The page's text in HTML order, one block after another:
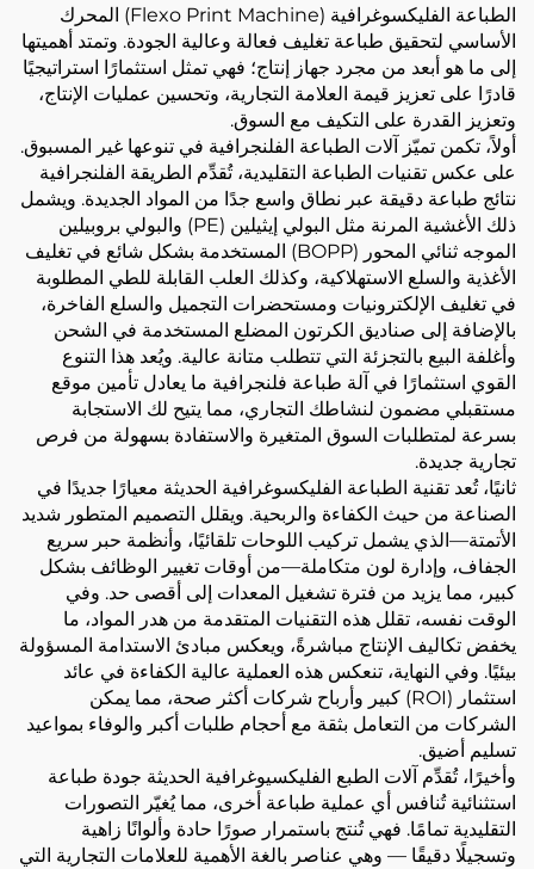
الطباعة الفليكسوغرافية (Flexo Print Machine) المحرك
الأساسي لتحقيق طباعة تغليف فعالة وعالية الجودة. وتمتد أهميتها
إلى ما هو أبعد من مجرد جهاز إنتاج؛ فهي تمثل استثمارًا استراتيجيًا
قادرًا على تعزيز قيمة العلامة التجارية، وتحسين عمليات الإنتاج،
وتعزيز القدرة على التكيف مع السوق.
أولاً، تكمن تميّز آلات الطباعة الفلنجرافية في تنوعها غير المسبوق.
على عكس تقنيات الطباعة التقليدية، تُقدِّم الطريقة الفلنجرافية
نتائج طباعة دقيقة عبر نطاق واسع جدًا من المواد الجديدة. ويشمل
ذلك الأغشية المرنة مثل البولي إيثيلين (PE) والبولي بروبيلين
الموجه ثنائي المحور (BOPP) المستخدمة بشكل شائع في تغليف
الأغذية والسلع الاستهلاكية، وكذلك العلب القابلة للطي المطلوبة
في تغليف الإلكترونيات ومستحضرات التجميل والسلع الفاخرة،
بالإضافة إلى صناديق الكرتون المضلع المستخدمة في الشحن
وأغلفة البيع بالتجزئة التي تتطلب متانة عالية. ويُعد هذا التنوع
القوي استثمارًا في آلة طباعة فلنجرافية ما يعادل تأمين موقع
مستقبلي مضمون لنشاطك التجاري، مما يتيح لك الاستجابة
بسرعة لمتطلبات السوق المتغيرة والاستفادة بسهولة من فرص
تجارية جديدة.
ثانيًا، تُعد تقنية الطباعة الفليكسوغرافية الحديثة معيارًا جديدًا في
الصناعة من حيث الكفاءة والربحية. ويقلل التصميم المتطور شديد
الأتمتة—الذي يشمل تركيب اللوحات تلقائيًا، وأنظمة حبر سريع
الجفاف، وإدارة لون متكاملة—من أوقات تغيير الوظائف بشكل
كبير، مما يزيد من فترة تشغيل المعدات إلى أقصى حد. وفي
الوقت نفسه، تقلل هذه التقنيات المتقدمة من هدر المواد، ما
يخفض تكاليف الإنتاج مباشرةً، ويعكس مبادئ الاستدامة المسؤولة
بيئيًا. وفي النهاية، تنعكس هذه العملية عالية الكفاءة في عائد
استثمار (ROI) كبير وأرباح شركات أكثر صحة، مما يمكن
الشركات من التعامل بثقة مع أحجام طلبات أكبر والوفاء بمواعيد
تسليم أضيق.
وأخيرًا، تُقدِّم آلات الطبع الفليكسيوغرافية الحديثة جودة طباعة
استثنائية تُنافس أي عملية طباعة أخرى، مما يُغيّر التصورات
التقليدية تمامًا. فهي تُنتج باستمرار صورًا حادة وألوانًا زاهية
وتسجيلًا دقيقًا — وهي عناصر بالغة الأهمية للعلامات التجارية التي